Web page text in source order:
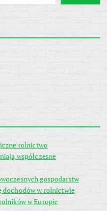
rolnictwo
współczesne
gospodarstw
dochodów w rolnictwie
w Europie